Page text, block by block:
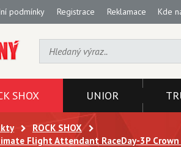
podmínky Registrace Reklamace Kde
SHOX UNIOR
ROCK SHOX
Flight Attendant RaceDay-3P